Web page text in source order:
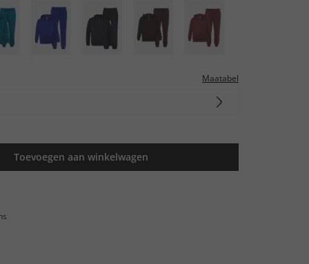
Maatabel
Toevoegen aan winkelwagen